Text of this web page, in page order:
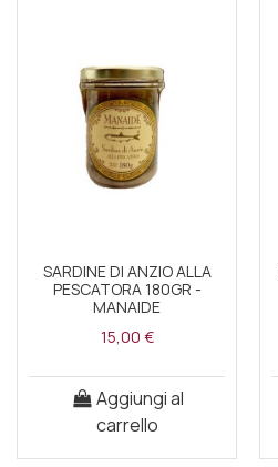
SARDINE DI ANZIO ALLA
PESCATORA 180GR -
MANAIDE
15,00 €
Aggiungi al
carrello